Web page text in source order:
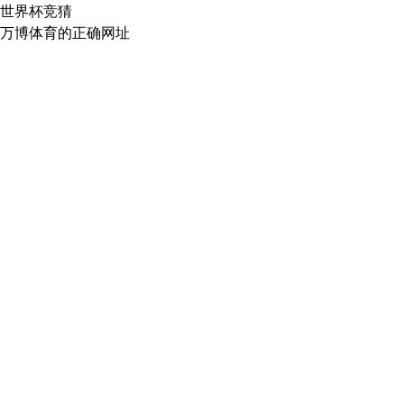
世界杯竞猜
万博体育的正确网址